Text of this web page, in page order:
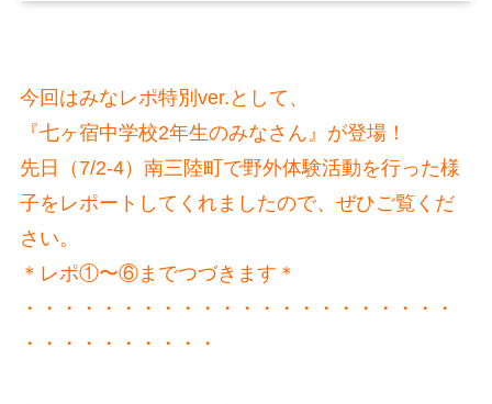
今回はみなレポ特別ver.として、
『七ヶ宿中学校2年生のみなさん』が登場！
先日（7/2-4）南三陸町で野外体験活動を行った様
子をレポートしてくれましたので、ぜひご覧くだ
さい。
＊レポ①〜⑥までつづきます＊
・・・・・・・・・・・・・・・・・・・・・・
・・・・・・・・・・